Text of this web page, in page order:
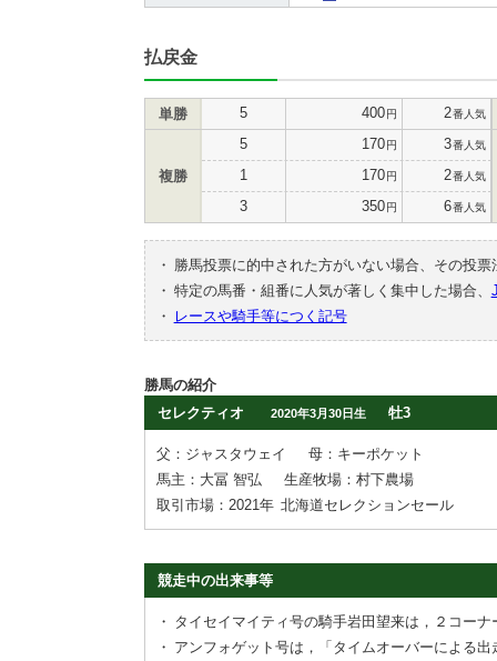
払戻金
単勝 5 400円 2番人気
複勝
5 170円 3番人気
1 170円 2番人気
3 350円 6番人気
・
勝馬投票に的中された方がいない場合、その投
・ 特定の馬番・組番に人気が著しく集中した場合、
・
レースや騎手等につく記号
勝馬の紹介
セレクティオ
2020年3月30日生 牡3
父：ジャスタウェイ
母：キーポケット
馬主：大冨 智弘
生産牧場：村下農場
取引市場：2021年 北海道セレクションセール
競走中の出来事等
・ タイセイマイティ号の騎手岩田望来は，２コー
・ アンフォゲット号は，「タイムオーバーによる